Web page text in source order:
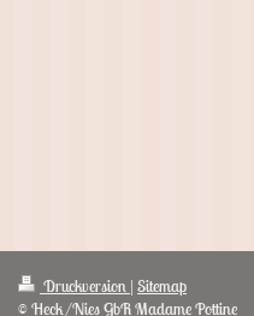
Druckversion | Sitemap
© Heck/Nies GbR Madame Pottine